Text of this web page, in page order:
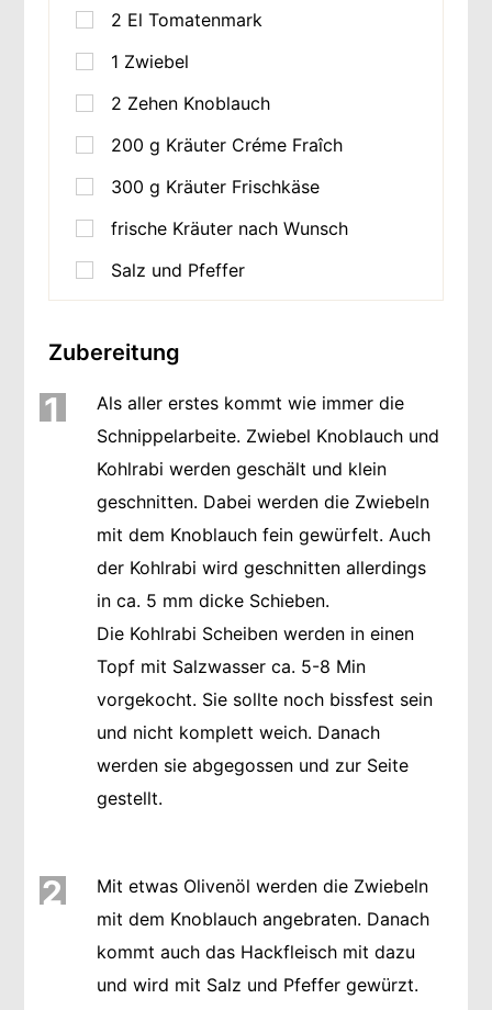
2 El Tomatenmark
1 Zwiebel
2 Zehen Knoblauch
200 g Kräuter Créme Fraîch
300 g Kräuter Frischkäse
frische Kräuter nach Wunsch
Salz und Pfeffer
Zubereitung
1
Als aller erstes kommt wie immer die
Schnippelarbeite. Zwiebel Knoblauch und
Kohlrabi werden geschält und klein
geschnitten. Dabei werden die Zwiebeln
mit dem Knoblauch fein gewürfelt. Auch
der Kohlrabi wird geschnitten allerdings
in ca. 5 mm dicke Schieben.
Die Kohlrabi Scheiben werden in einen
Topf mit Salzwasser ca. 5-8 Min
vorgekocht. Sie sollte noch bissfest sein
und nicht komplett weich. Danach
werden sie abgegossen und zur Seite
gestellt.
2
Mit etwas Olivenöl werden die Zwiebeln
mit dem Knoblauch angebraten. Danach
kommt auch das Hackfleisch mit dazu
und wird mit Salz und Pfeffer gewürzt.